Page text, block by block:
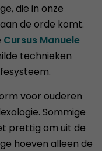
die in onze
aan de orde komt.
Cursus Manuele
technieken
voor ouderen
Sommige
prettig om uit de
hoeven alleen de